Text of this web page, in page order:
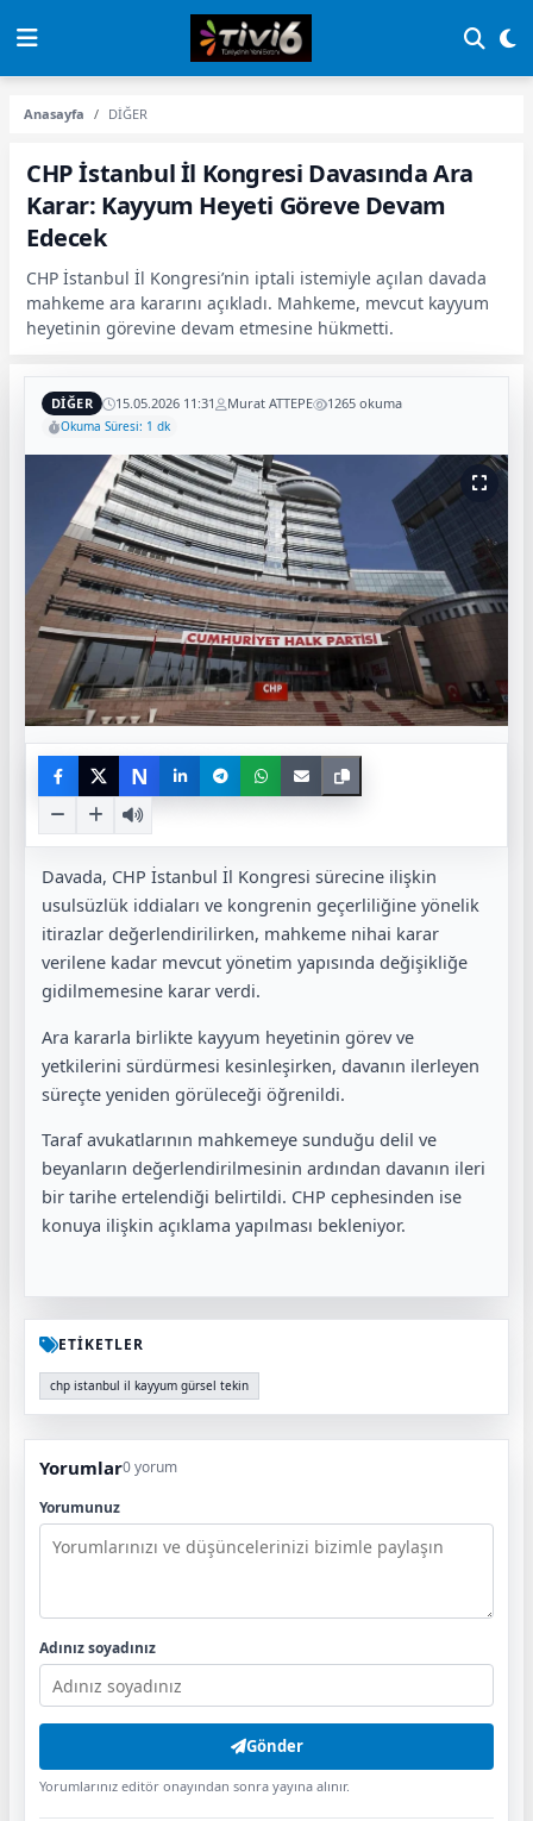
Anasayfa DİĞER
CHP İstanbul İl Kongresi Davasında Ara
Karar: Kayyum Heyeti Göreve Devam
Edecek
CHP İstanbul İl Kongresi’nin iptali istemiyle açılan davada
mahkeme ara kararını açıkladı. Mahkeme, mevcut kayyum
heyetinin görevine devam etmesine hükmetti.
DİĞER 15.05.2026 11:31 Murat ATTEPE 1265 okuma
Okuma Süresi: 1 dk
N
Davada, CHP İstanbul İl Kongresi sürecine ilişkin
usulsüzlük iddiaları ve kongrenin geçerliliğine yönelik
itirazlar değerlendirilirken, mahkeme nihai karar
verilene kadar mevcut yönetim yapısında değişikliğe
gidilmemesine karar verdi.
Ara kararla birlikte kayyum heyetinin görev ve
yetkilerini sürdürmesi kesinleşirken, davanın ilerleyen
süreçte yeniden görüleceği öğrenildi.
Taraf avukatlarının mahkemeye sunduğu delil ve
beyanların değerlendirilmesinin ardından davanın ileri
bir tarihe ertelendiği belirtildi. CHP cephesinden ise
konuya ilişkin açıklama yapılması bekleniyor.
ETİKETLER
chp istanbul il kayyum gürsel tekin
Yorumlar0 yorum
Yorumunuz
Adınız soyadınız
Gönder
Yorumlarınız editör onayından sonra yayına alınır.